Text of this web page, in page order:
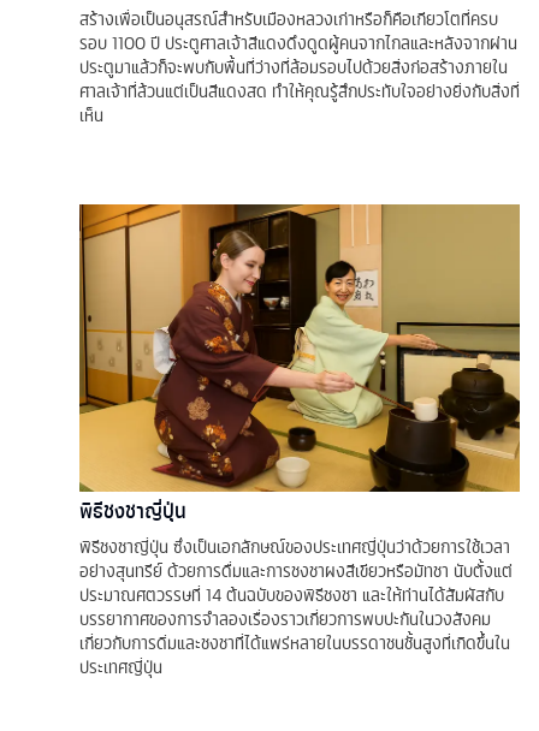
สร้างเพื่อเป็นอนุสรณ์สำหรับเมืองหลวงเก่าหรือก็คือเกียวโตที่ครบ
รอบ 1100 ปี ประตูศาลเจ้าสีแดงดึงดูดผู้คนจากไกลและหลังจากผ่าน
ประตูมาแล้วก็จะพบกับพื้นที่ว่างที่ล้อมรอบไปด้วยสิ่งก่อสร้างภายใน
ศาลเจ้าที่ล้วนแต่เป็นสีแดงสด ทำให้คุณรู้สึกประทับใจอย่างยิ่งกับสิ่งที่
เห็น
พิธีชงชาญี่ปุ่น
พิธีชงชาญี่ปุ่น ซึ่งเป็นเอกลักษณ์ของประเทศญี่ปุ่นว่าด้วยการใช้เวลา
อย่างสุนทรีย์ ด้วยการดื่มและการชงชาผงสีเขียวหรือมัทชา นับตั้งแต่
ประมาณศตวรรษที่ 14 ต้นฉบับของพิธีชงชา และให้ท่านได้สัมผัสกับ
บรรยากาศของการจำลองเรื่องราวเกี่ยวการพบปะกันในวงสังคม
เกี่ยวกับการดิ่มและชงชาที่ได้แพร่หลายในบรรดาชนชั้นสูงที่เกิดขึ้นใน
ประเทศญี่ปุ่น